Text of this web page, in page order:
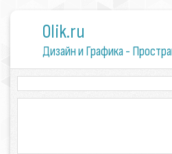
0lik.ru
Дизайн и Графика -